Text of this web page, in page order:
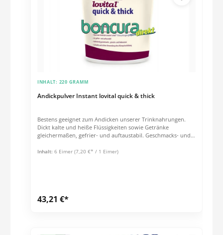
Andickpulver Instant lovital quick & thick
INHALT: 220 GRAMM
Bestens geeignet zum Andicken unserer Trinknahrungen.
Dickt kalte und heiße Flüssigkeiten sowie Getränke
gleichermaßen, gefrier- und auftaustabil. Geschmacks- und
bis das Pulver gut gelöst ist. Anwendungshinweis zum
Schluckstörungen. Inhaltsstoffe und Nährwertinformationen
Inhalt: 6 Eimer (7,20 €* / 1 Eimer)
43,21 €*